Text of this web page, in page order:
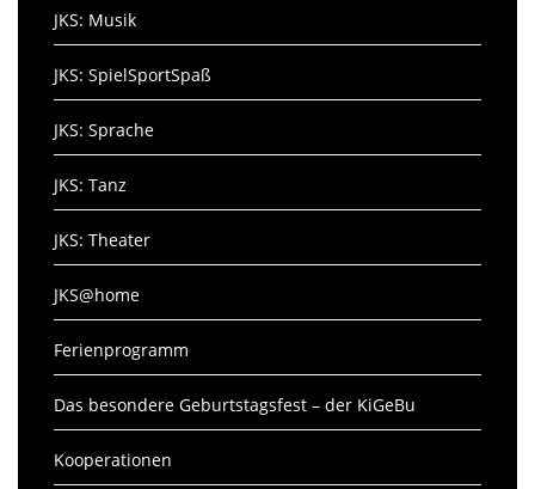
JKS: Musik
JKS: SpielSportSpaß
JKS: Sprache
JKS: Tanz
JKS: Theater
JKS@home
Ferienprogramm
Das besondere Geburtstagsfest – der KiGeBu
Kooperationen